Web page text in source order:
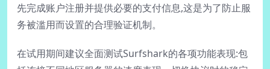
先完成账户注册并提供必要的支付信息,这是为了防止服
务被滥用而设置的合理验证机制。
在试用期间建议全面测试Surfshark的各项功能表现:包